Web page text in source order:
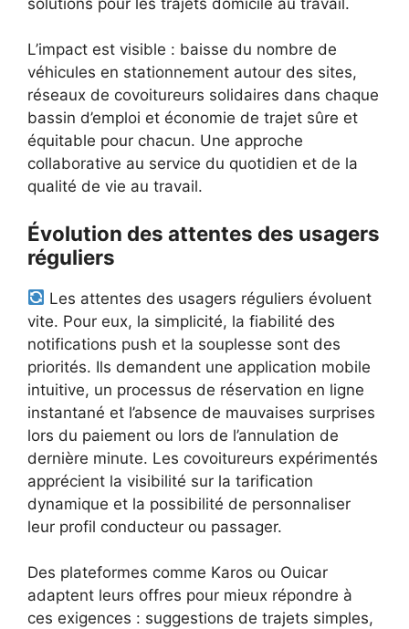
L’impact est visible : baisse du nombre de
véhicules en stationnement autour des sites,
réseaux de covoitureurs solidaires dans chaque
bassin d’emploi et économie de trajet sûre et
équitable pour chacun. Une approche
collaborative au service du quotidien et de la
qualité de vie au travail.
Évolution des attentes des usagers
réguliers
Les attentes des usagers réguliers évoluent
vite. Pour eux, la simplicité, la fiabilité des
notifications push et la souplesse sont des
priorités. Ils demandent une application mobile
intuitive, un processus de réservation en ligne
instantané et l’absence de mauvaises surprises
lors du paiement ou lors de l’annulation de
dernière minute. Les covoitureurs expérimentés
apprécient la visibilité sur la tarification
dynamique et la possibilité de personnaliser
leur profil conducteur ou passager.
Des plateformes comme Karos ou Ouicar
adaptent leurs offres pour mieux répondre à
ces exigences : suggestions de trajets simples,